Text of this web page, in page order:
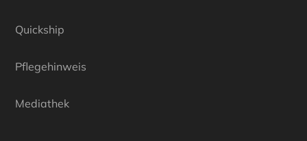
Quickship
Pflegehinweis
Mediathek